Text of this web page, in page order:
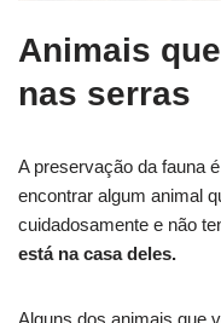
Animais
nas serras
A preservação da fauna
encontrar algum animal
cuidadosamente e não
está na casa deles.